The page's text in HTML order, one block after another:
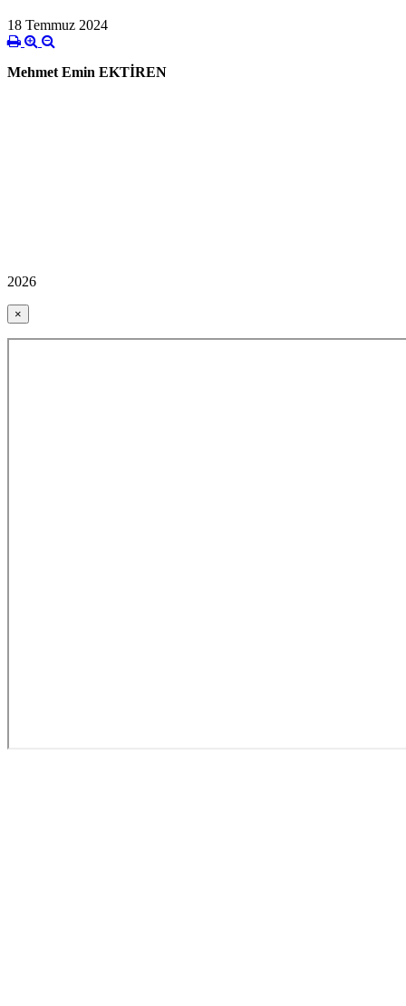
18 Temmuz 2024
Mehmet Emin EKTİREN
2026
×